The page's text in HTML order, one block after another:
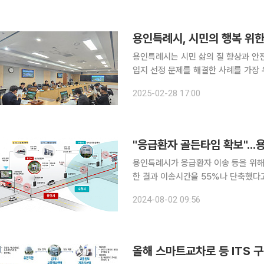
용인특례시, 시민의 행복 위
용인특례시는 시민 삶의 질 향상과 안
입지 선정 문제를 해결한 사례를 가
움을 겪던 문제를 해결한 '소각장 더
2025-02-28 17:00
용인특례시가 응급환자 이송 등을 위
한 결과 이송시간을 55%나 단축했다고 2일 밝혔다. 이 시스템은 대형
2024-08-02 09:56
올해 스마트교차로 등 ITS